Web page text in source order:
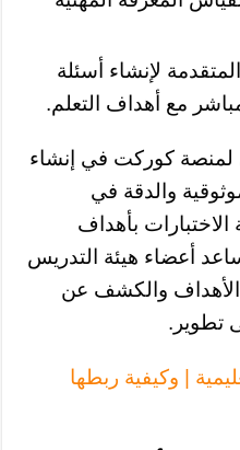
لإنشاء أسئلة
مع أهداف التعلم.
لمنصة كوركت في إنشاء
والدقة في
بأهداف
أعضاء هيئة التدريس
والكشف عن
تطوير.
| وكيفية ربطها